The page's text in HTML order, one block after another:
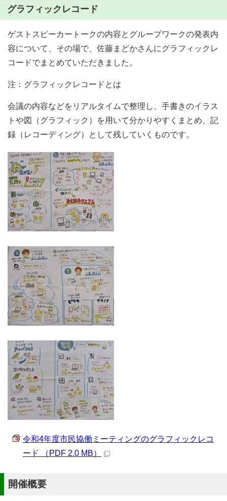
グラフィックレコード
ゲストスピーカートークの内容とグループワークの発表内
容について、その場で、佐藤まどかさんにグラフィックレ
コードでまとめていただきました。
注：グラフィックレコードとは
会議の内容などをリアルタイムで整理し、手書きのイラス
トや図（グラフィック）を用いて分かりやすくまとめ、記
録（レコーディング）として残していくものです。
令和4年度市民協働ミーティングのグラフィックレコ
ード （PDF 2.0 MB）
開催概要